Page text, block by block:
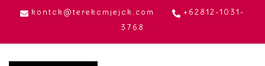
Skip
content
kontak@terekamjejak.com
+62812-1031-
3768